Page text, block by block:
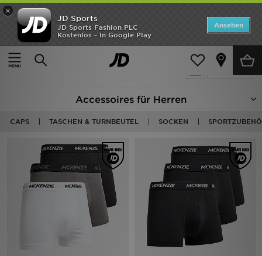
×
JD Sports
JD Sports Fashion PLC
Kostenlos - In Google Play
Ansehen
Startseite
Herren Herren Accessoires
verfeinern
756 Produkte
Accessoires für Herren
CAPS TASCHEN & TURNBEUTEL SOCKEN
Startseite
ANGEBOTE
Herren
Kinder